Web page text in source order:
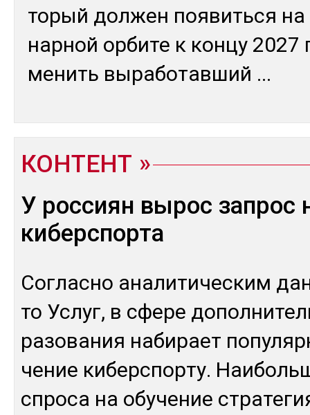
торый дол­жен поя­вить­ся
нар­ной ор­би­те к кон­цу 2027
менить вы­рабо­тав­ший ...
КОНТЕНТ
У россиян вырос запрос
киберспорта
Сог­лас­но ана­лити­чес­ким
то Ус­луг, в сфе­ре
ра­зова­ния на­бирает
чение ки­бер­спор­ту.
спро­са на обу­чение